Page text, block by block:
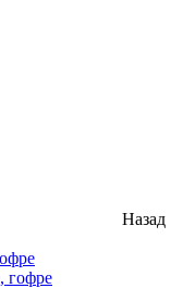
Назад
гофре